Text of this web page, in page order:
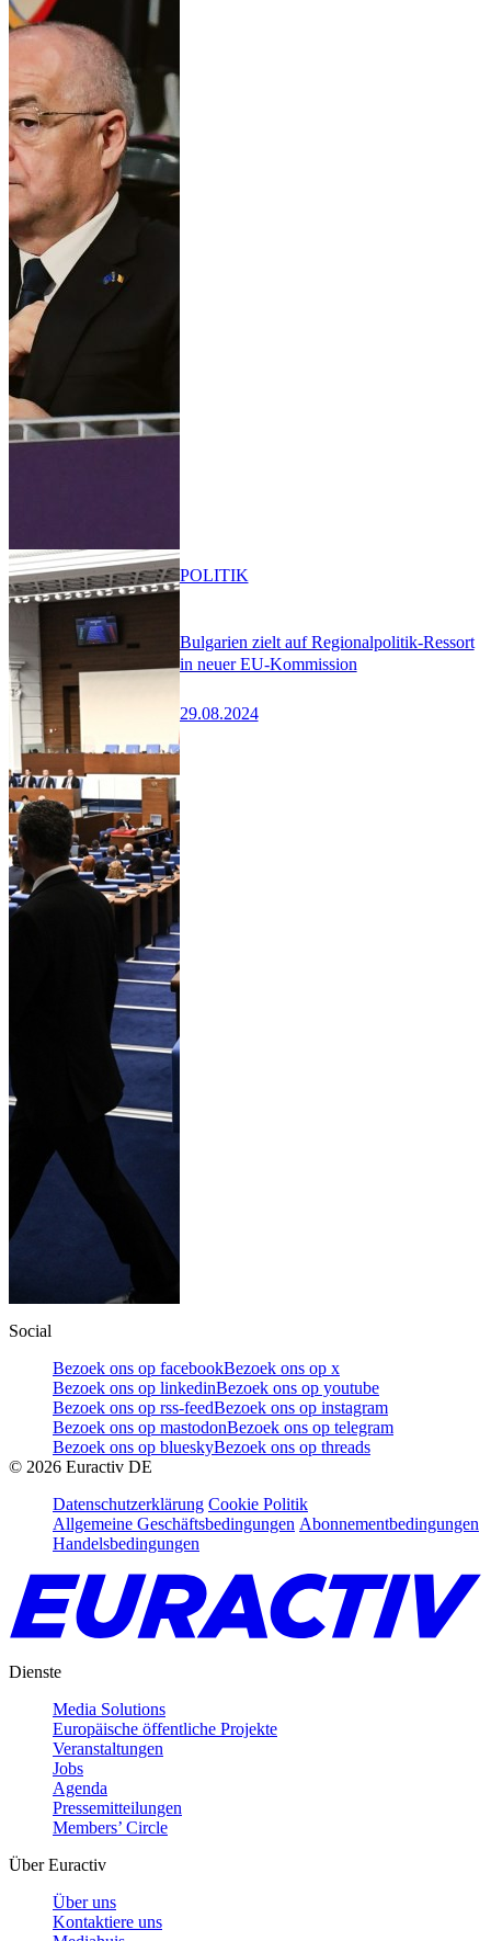
Bulgarien zielt auf Regionalpolitik-Ressort
in neuer EU-Kommission
29.08.2024
POLITIK
Social
Bezoek ons op facebookBezoek ons op x
Bezoek ons op linkedinBezoek ons op youtube
Bezoek ons op rss-feedBezoek ons op instagram
Bezoek ons op mastodonBezoek ons op telegram
Bezoek ons op blueskyBezoek ons op threads
© 2026 Euractiv DE
Datenschutzerklärung Cookie Politik
Allgemeine Geschäftsbedingungen Abonnementbedingungen
Handelsbedingungen
Dienste
Media Solutions
Europäische öffentliche Projekte
Veranstaltungen
Jobs
Agenda
Pressemitteilungen
Members’ Circle
Über Euractiv
Über uns
Kontaktiere uns